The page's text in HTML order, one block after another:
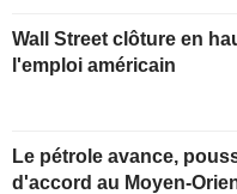
Wall Street clôture en
l'emploi américain
Le pétrole avance,
d'accord au Moyen-